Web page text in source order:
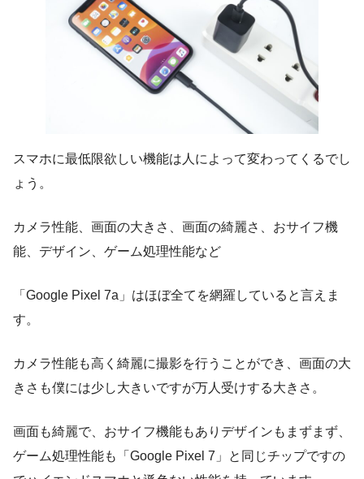
スマホに最低限欲しい機能は人によって変わってくるでし
ょう。
カメラ性能、画面の大きさ、画面の綺麗さ、おサイフ機
能、デザイン、ゲーム処理性能など
「Google Pixel 7a」はほぼ全てを網羅していると言えま
す。
カメラ性能も高く綺麗に撮影を行うことができ、画面の大
きさも僕には少し大きいですが万人受けする大きさ。
画面も綺麗で、おサイフ機能もありデザインもまずまず、
ゲーム処理性能も「Google Pixel 7」と同じチップですの